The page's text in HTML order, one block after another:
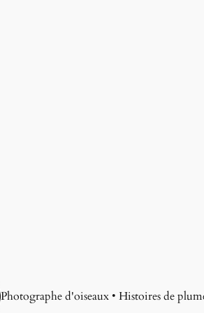
Photographe d'oiseaux • Histoires de